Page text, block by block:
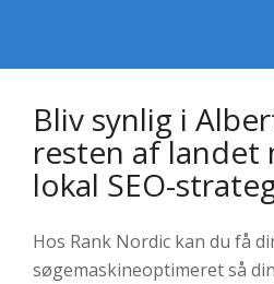
Bliv synlig i
resten af landet
lokal SEO-
Hos Rank Nordic kan du få
søgemaskineoptimeret så